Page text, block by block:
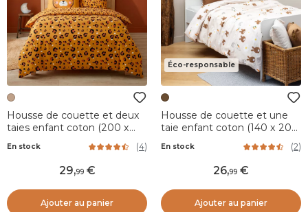
Housse de couette et deux
taies enfant coton (200 x
En stock (4)
29,99
Ajouter au panier
Éco-responsable
Housse de couette et une
taie enfant coton (140 x 200
En stock (2)
26,99
Ajouter au panier